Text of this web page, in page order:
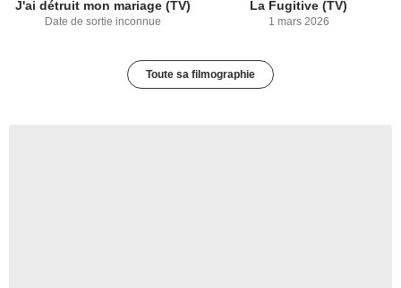
J'ai détruit mon mariage (TV)
Date de sortie inconnue
La Fugitive (TV)
1 mars 2026
Toute sa filmographie